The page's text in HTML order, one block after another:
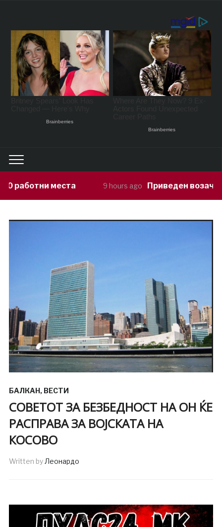
9 hours ago Приведен возач кој ја предизвикал
БАЛКАН, ВЕСТИ
СОВЕТОТ ЗА БЕЗБЕДНОСТ НА ОН ЌЕ
РАСПРАВА ЗА ВОЈСКАТА НА
КОСОВО
Written byЛеонардо